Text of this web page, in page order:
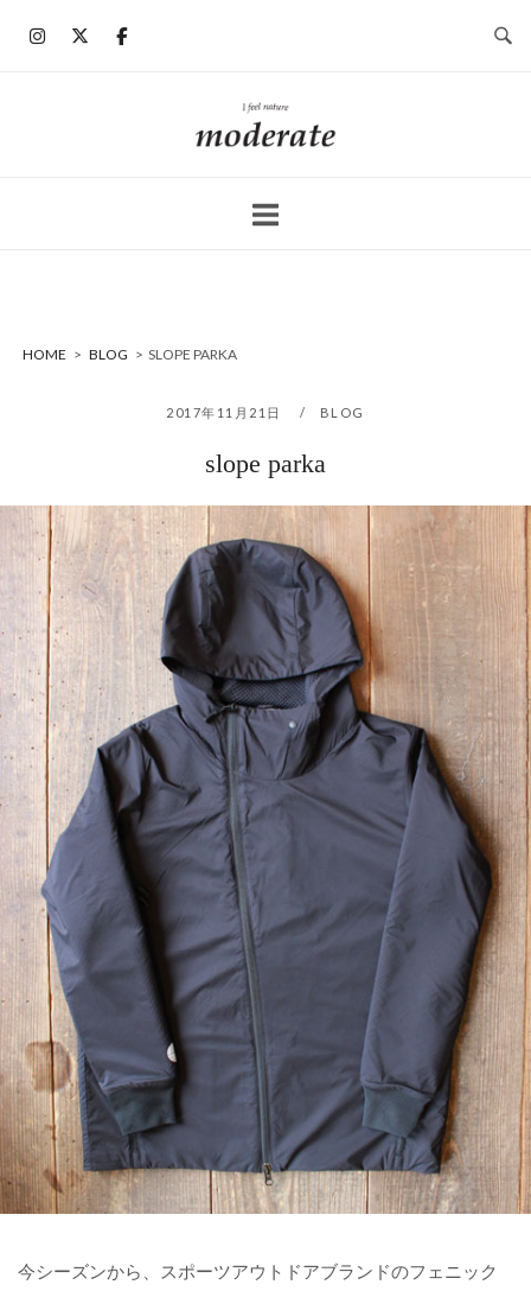
ホ
ー
HOME > BLOG > SLOPE PARKA
2017年11月21日 BLOG
slope parka
今シーズンから、スポーツアウトドアブランドのフェニック